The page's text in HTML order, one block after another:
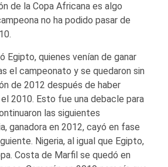
de la Copa Africana es algo
no ha podido pasar de
Egipto, quienes venían de ganar
el campeonato y se quedaron sin
de 2012 después de haber
2010. Esto fue una debacle para
las siguientes
ganadora en 2012, cayó en fase
Nigeria, al igual que Egipto,
Costa de Marfil se quedó en